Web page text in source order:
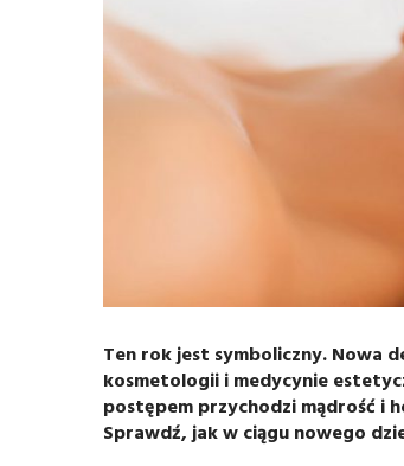
Ten rok jest symboliczny. Nowa
kosmetologii i medycynie
postępem przychodzi mądrość i
Sprawdź, jak w ciągu nowego